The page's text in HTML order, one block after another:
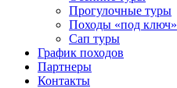
Прогулочные туры
Походы «под ключ»
Сап туры
График походов
Партнеры
Контакты